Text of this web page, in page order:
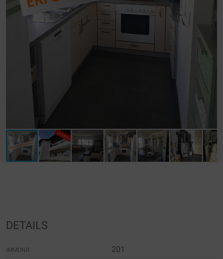
DETAILS
IMMONR 201